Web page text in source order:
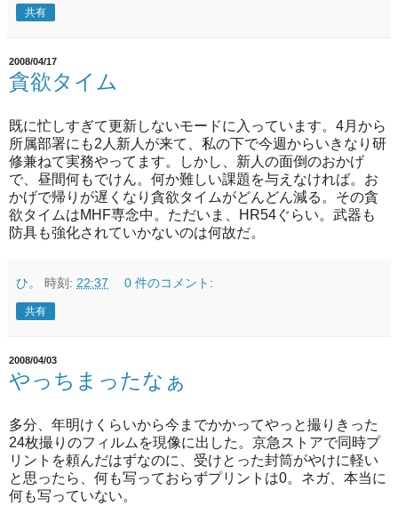
共有
2008/04/17
貪欲タイム
既に忙しすぎて更新しないモードに入っています。4月から
所属部署にも2人新人が来て、私の下で今週からいきなり研
修兼ねて実務やってます。しかし、新人の面倒のおかげ
で、昼間何もでけん。何か難しい課題を与えなければ。お
かげで帰りが遅くなり貪欲タイムがどんどん減る。その貪
欲タイムはMHF専念中。ただいま、HR54ぐらい。武器も
防具も強化されていかないのは何故だ。
ひ。 時刻: 22:37 0 件のコメント:
共有
2008/04/03
やっちまったなぁ
多分、年明けくらいから今までかかってやっと撮りきった
24枚撮りのフィルムを現像に出した。京急ストアで同時プ
リントを頼んだはずなのに、受けとった封筒がやけに軽い
と思ったら、何も写っておらずプリントは0。ネガ、本当に
何も写っていない。